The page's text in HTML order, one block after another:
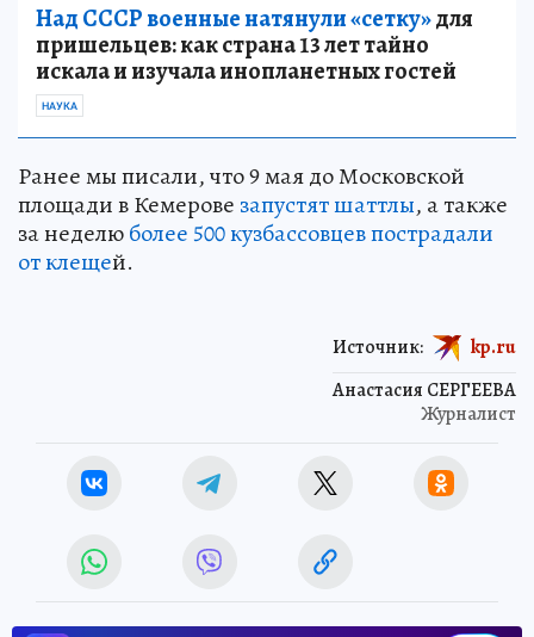
Над СССР военные натянули «сетку»для
пришельцев: как страна 13 лет тайно
искала и изучала инопланетных гостей
НАУКА
Ранее мы писали, что 9 мая до Московской
площади в Кемерове запустят шаттлы, а также
за неделюболее 500 кузбассовцев пострадали
от клещей.
Анастасия СЕРГЕЕВА
Журналист
Источник: kp.ru